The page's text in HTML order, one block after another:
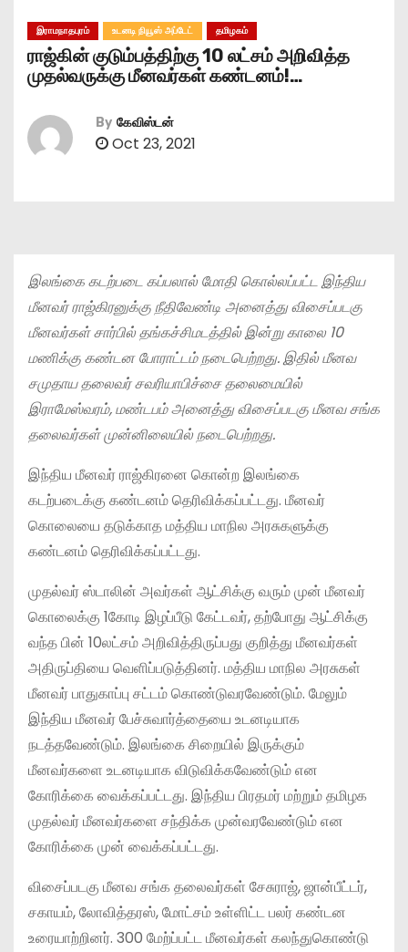
இராமநாதபுரம் உடனடி நியூஸ் அப்டேட் தமிழகம்
ராஜ்கின் குடும்பத்திற்கு 10 லட்சம் அறிவித்த
முதல்வருக்கு மீனவர்கள் கண்டனம்!…
By கேவிஸ்டன்
Oct 23, 2021
இலங்கை கடற்படை கப்பலால் மோதி கொல்லப்பட்ட இந்திய
மீனவர் ராஜ்கிரனுக்கு நீதிவேண்டி அனைத்து விசைப்படகு
மீனவர்கள் சார்பில் தங்கச்சிமடத்தில் இன்று காலை 10
மணிக்கு கண்டன போராட்டம் நடைபெற்றது. இதில் மீனவ
சமுதாய தலைவர் சவரியாபிச்சை தலைமையில்
இராமேஸ்வரம், மண்டபம் அனைத்து விசைப்படகு மீனவ சங்க
தலைவர்கள் முன்னிலையில் நடைபெற்றது.
இந்திய மீனவர் ராஜ்கிரனை கொன்ற இலங்கை
கடற்படைக்கு கண்டனம் தெரிவிக்கப்பட்டது. மீனவர்
கொலையை தடுக்காத மத்திய மாநில அரசுகளுக்கு
கண்டனம் தெரிவிக்கப்பட்டது.
முதல்வர் ஸ்டாலின் அவர்கள் ஆட்சிக்கு வரும் முன் மீனவர்
கொலைக்கு 1கோடி இழப்பீடு கேட்டவர், தற்போது ஆட்சிக்கு
வந்த பின் 10லட்சம் அறிவித்திருப்பது குறித்து மீனவர்கள்
அதிருப்தியை வெளிப்படுத்தினர். மத்திய மாநில அரசுகள்
மீனவர் பாதுகாப்பு சட்டம் கொண்டுவரவேண்டும். மேலும்
இந்திய மீனவர் பேச்சுவார்த்தையை உடனடியாக
நடத்தவேண்டும். இலங்கை சிறையில் இருக்கும்
மீனவர்களை உடனடியாக விடுவிக்கவேண்டும் என
கோரிக்கை வைக்கப்பட்டது. இந்திய பிரதமர் மற்றும் தமிழக
முதல்வர் மீனவர்களை சந்திக்க முன்வரவேண்டும் என
கோரிக்கை முன் வைக்கப்பட்டது.
விசைப்படகு மீனவ சங்க தலைவர்கள் சேசுராஜ், ஜான்பீட்டர்,
சகாயம், லோவித்தரஸ், மோட்சம் உள்ளிட்ட பலர் கண்டன
உரையாற்றினர். 300 மேற்ப்பட்ட மீனவர்கள் கலந்துகொண்டு